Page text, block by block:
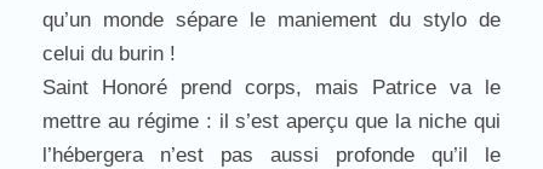
qu’un monde sépare le maniement du stylo de
celui du burin !
Saint Honoré prend corps, mais Patrice va le
mettre au régime : il s’est aperçu que la niche qui
l’hébergera n’est pas aussi profonde qu’il le